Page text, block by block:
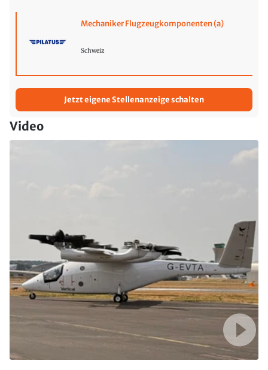
Mechaniker Flugzeugkomponenten (a)
Schweiz
Jetzt eigene Stellenanzeige schalten
Video